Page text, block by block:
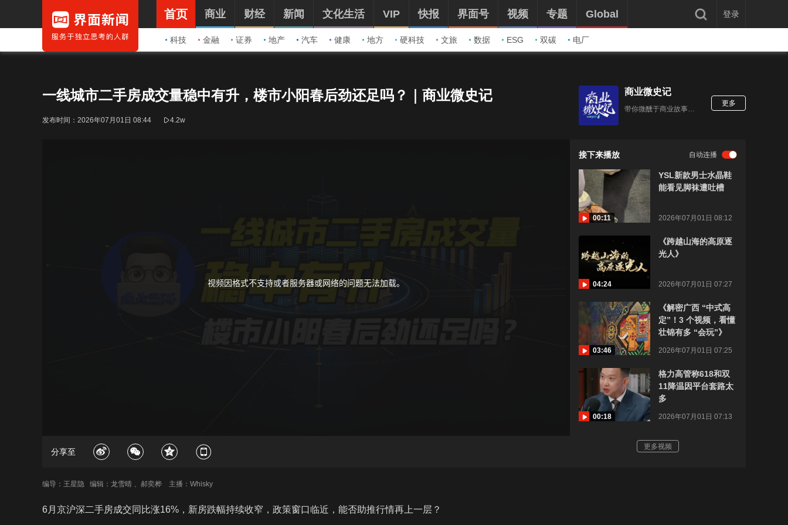
首页
科技 金融 证券 地产 汽车 健康 地方 硬科技 文旅 数据 ESG 双碳 电厂
商业 财经 新闻 文化生活 VIP 快报 界面号 视频 专题 Global 登录
一线城市二手房成交量稳中有升，楼市小阳春后劲还足吗？｜商业微史记
发布时间： 2026年07月01日 08:44 4.2w
商业微史记
带你微醺于商业故事里。
更多
视频因格式不支持或者服务器或网络的问题无法加载。
分享至
接下来播放 自动连播
00:11
YSL新款男士水晶鞋
能看见脚袜遭吐槽
2026年07月01日 08:12
04:24
《跨越山海的高原逐
光人》
2026年07月01日 07:27
03:46
《解密广西 “中式高
定”！3 个视频，看懂
壮锦有多 “会玩”》
2026年07月01日 07:25
00:18
格力高管称618和双
11降温因平台套路太
多
2026年07月01日 07:13
更多视频
编导：王星隐 编辑：龙雪晴 、郝奕桦 主播：Whisky
6月京沪深二手房成交同比涨16%，新房跌幅持续收窄，政策窗口临近，能否助推行情再上一层？